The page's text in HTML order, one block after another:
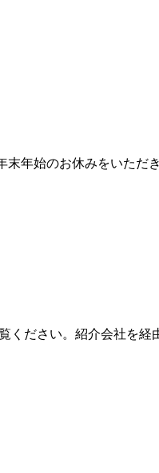
年始のお休みをいただ
ださい。紹介会社を